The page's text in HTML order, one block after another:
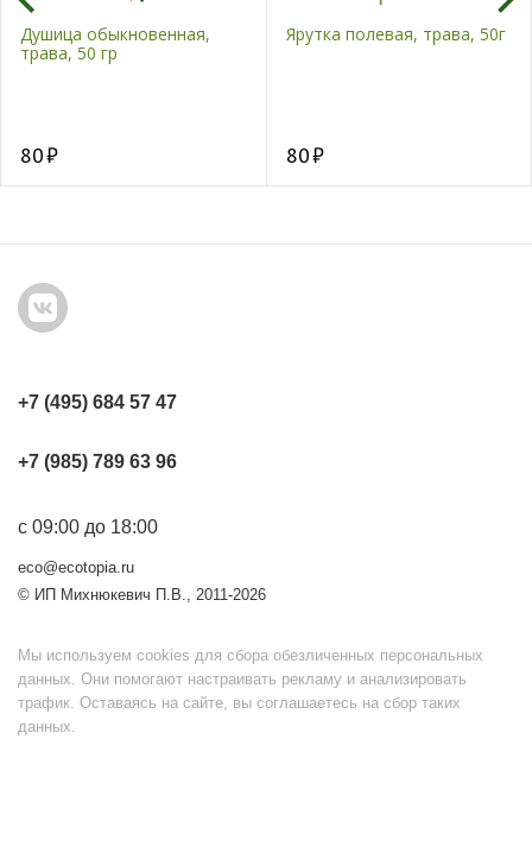
Душица обыкновенная,
трава, 50 гр
80
Ярутка полевая, трава, 50г
80
+7 (495) 684 57 47
+7 (985) 789 63 96
с 09:00 до 18:00
eco@ecotopia.ru
© ИП Михнюкевич П.В., 2011-2026
Мы используем cookies для сбора обезличенных персональных
данных. Они помогают настраивать рекламу и анализировать
трафик. Оставаясь на сайте, вы соглашаетесь на сбор таких
данных.